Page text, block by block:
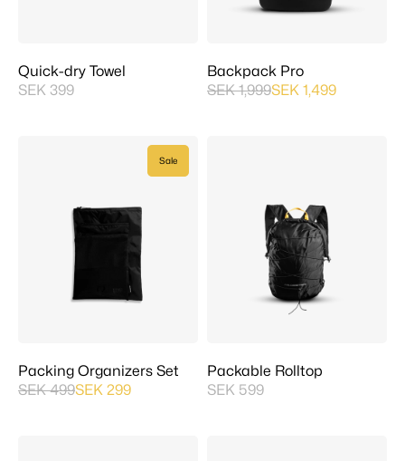
Quick-dry Towel
SEK 399
Backpack Pro
SEK 1,999SEK 1,499
Sale
Packing Organizers Set
SEK 499SEK 299
Packable Rolltop
SEK 599